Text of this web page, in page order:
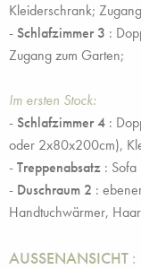
Kleiderschrank;
-Schlafzimmer 3 :
Zugang zum Garten;
Im ersten Stock:
-Schlafzimmer 4 :
oder 2x80x200cm),
-Treppenabsatz : Sofa
- Duschraum 2 :
Handtuchwärmer,
AUSSENANSICHT :